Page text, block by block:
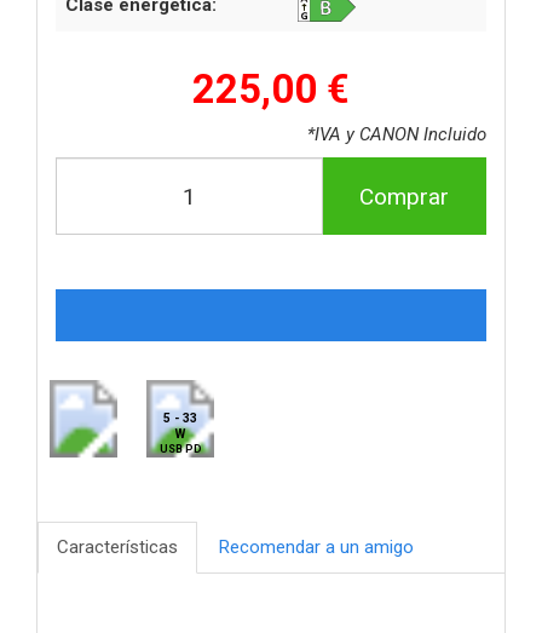
Clase energética:
225,00 €
*IVA y CANON Incluido
Comprar
5 - 33
W
USB PD
Características Recomendar a un amigo